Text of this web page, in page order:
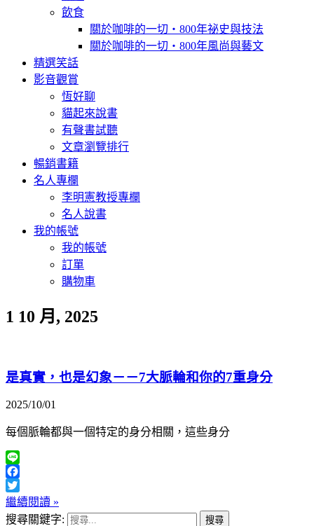
飲食
關於咖啡的一切‧800年祕史與技法
關於咖啡的一切‧800年風尚與藝文
精選笑話
影音觀賞
恆好聊
貓起來說書
有聲書試聽
文章瀏覽排行
暢銷書籍
名人專欄
李明憲教授專欄
名人說書
我的帳號
我的帳號
訂單
購物車
1 10 月, 2025
是真實，也是幻象－－7大脈輪和你的7重身分
2025/10/01
每個脈輪都與一個特定的身分相關，這些身分
Line
Facebook
Twitter
繼續閱讀 »
搜尋關鍵字: